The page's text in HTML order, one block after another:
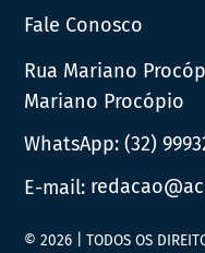
Fale Conosco
Rua Mariano
Mariano Procópio
WhatsApp:(32)
E-mail:
© 2026 | TODOS OS